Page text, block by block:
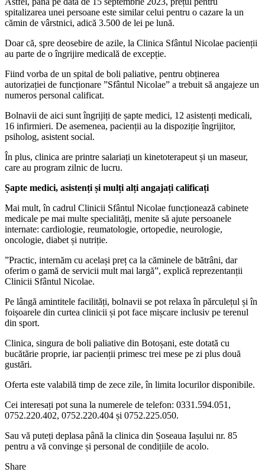
spitalizarea unei persoane este similar celui pentru o cazare la un
cămin de vârstnici, adică 3.500 de lei pe lună.
Doar că, spre deosebire de azile, la Clinica Sfântul Nicolae pacienții
au parte de o îngrijire medicală de excepție.
Fiind vorba de un spital de boli paliative, pentru obținerea
autorizației de funcționare ”Sfântul Nicolae” a trebuit să angajeze un
numeros personal calificat.
Bolnavii de aici sunt îngrijiți de șapte medici, 12 asistenți medicali,
16 infirmieri. De asemenea, pacienții au la dispoziție îngrijitor,
psiholog, asistent social.
În plus, clinica are printre salariați un kinetoterapeut și un maseur,
care au program zilnic de lucru.
Șapte medici, asistenți și mulți alți angajați calificați
Mai mult, în cadrul Clinicii Sfântul Nicolae funcționează cabinete
medicale pe mai multe specialități, menite să ajute persoanele
internate: cardiologie, reumatologie, ortopedie, neurologie,
oncologie, diabet și nutriție.
”Practic, internăm cu același preț ca la căminele de bătrâni, dar
oferim o gamă de servicii mult mai largă”, explică reprezentanții
Clinicii Sfântul Nicolae.
Pe lângă amintitele facilități, bolnavii se pot relaxa în părculețul și în
foișoarele din curtea clinicii și pot face mișcare inclusiv pe terenul
din sport.
Clinica, singura de boli paliative din Botoșani, este dotată cu
bucătărie proprie, iar pacienții primesc trei mese pe zi plus două
gustări.
Oferta este valabilă timp de zece zile, în limita locurilor disponibile.
Cei interesați pot suna la numerele de telefon: 0331.594.051,
0752.220.402, 0752.220.404 și 0752.225.050.
Sau vă puteți deplasa până la clinica din Șoseaua Iașului nr. 85
pentru a vă convinge și personal de condițiile de acolo.
Share